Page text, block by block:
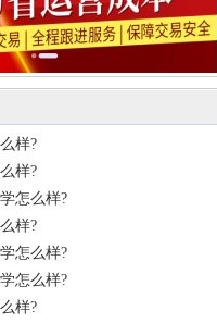
样?
样?
怎么样?
样?
怎么样?
怎么样?
样?